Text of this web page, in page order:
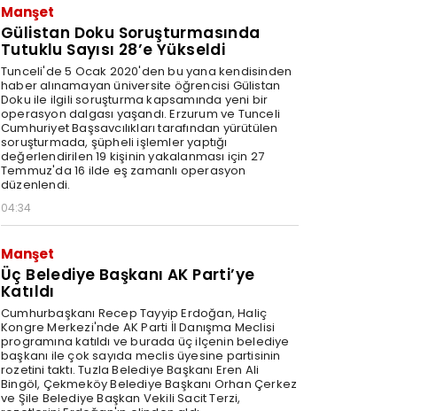
Manşet
Gülistan Doku Soruşturmasında
Tutuklu Sayısı 28’e Yükseldi
Tunceli'de 5 Ocak 2020'den bu yana kendisinden
haber alınamayan üniversite öğrencisi Gülistan
Doku ile ilgili soruşturma kapsamında yeni bir
operasyon dalgası yaşandı. Erzurum ve Tunceli
Cumhuriyet Başsavcılıkları tarafından yürütülen
soruşturmada, şüpheli işlemler yaptığı
değerlendirilen 19 kişinin yakalanması için 27
Temmuz'da 16 ilde eş zamanlı operasyon
düzenlendi.
04:34
Manşet
Üç Belediye Başkanı AK Parti’ye
Katıldı
Cumhurbaşkanı Recep Tayyip Erdoğan, Haliç
Kongre Merkezi'nde AK Parti İl Danışma Meclisi
programına katıldı ve burada üç ilçenin belediye
başkanı ile çok sayıda meclis üyesine partisinin
rozetini taktı. Tuzla Belediye Başkanı Eren Ali
Bingöl, Çekmeköy Belediye Başkanı Orhan Çerkez
ve Şile Belediye Başkan Vekili Sacit Terzi,